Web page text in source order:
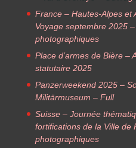
France – Hautes-Alpes et
Voyage septembre 2025
photographiques
Place d’armes de Bière –
statutaire 2025
Panzerweekend 2025 –
Militärmuseum – Full
Suisse – Journée
fortifications de la Ville de
photographiques